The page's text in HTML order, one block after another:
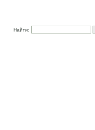
Найти: